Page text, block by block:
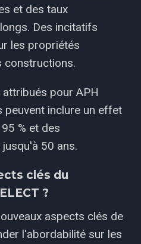
et des taux
Des incitatifs
les propriétés
constructions.
pour APH
peuvent inclure un effet
% et des
50 ans.
clés du
?
aspects clés de
l'abordabilité sur les